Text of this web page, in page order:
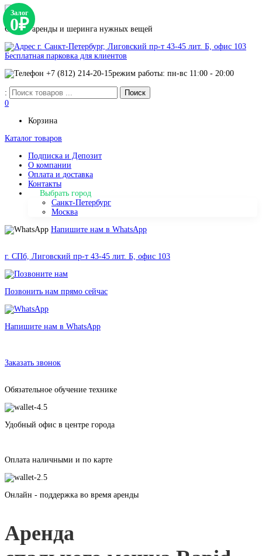
Сервис аренды и шеринга нужных вещей
г. Санкт-Петербург, Лиговский пр-т 43-45 лит. Б, офис 103
Бесплатная парковка для клиентов
+7 (812) 214-20-15режим работы: пн-вс 11:00 - 20:00
:
0
Корзина
Каталог товаров
Подписка и Депозит
О компании
Оплата и доставка
Контакты
Выбрать город
Санкт-Петербург
Москва
Напишите нам в WhatsApp
г. СПб, Лиговский пр-т 43-45 лит. Б, офис 103
Позвонить нам прямо сейчас
Напишите нам в WhatsApp
Заказать звонок
Обязательное обучение технике
Удобный офис в центре города
Оплата наличными и по карте
Онлайн - поддержка во время аренды
Аренда
Залог
0₽